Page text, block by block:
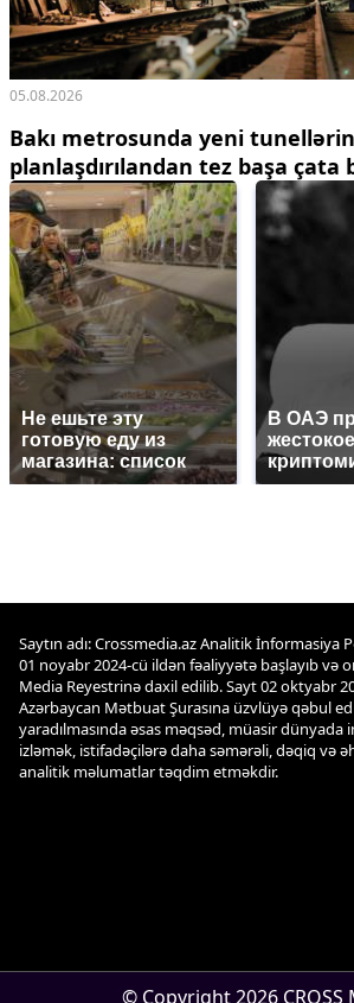
05.08.2026
Bakı metrosunda yeni
planlaşdırılandan tez başa çata
Не ешьте эту
готовую еду из
магазина: список
В ОАЭ
Saytın adı: Crossmedia.az Analitik İnformasiya
01 noyabr 2024-cü ildən fəaliyyətə başlayıb və
Media Reyestrinə daxil edilib. Sayt 02 oktyabr
Azərbaycan Mətbuat Şurasına üzvlüyə qəbul
yaradılmasında əsas məqsəd, müasir dünyada
izləmək, istifadəçilərə daha səmərəli, dəqiq və
analitik məlumatlar təqdim etməkdir.
© Copyright 2026 CROSS